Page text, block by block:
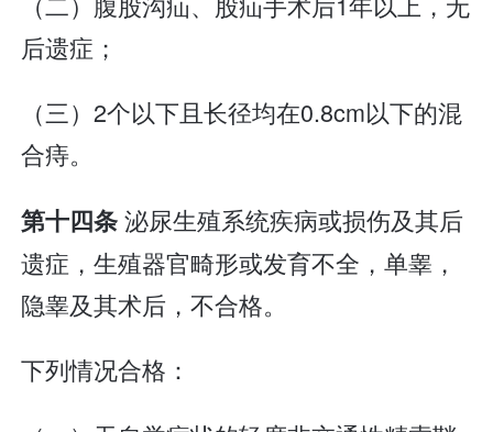
后遗症；
（三）2个以下且长径均在0.8cm以下的混
合痔。
第十四条泌尿生殖系统疾病或损伤及其后
遗症，生殖器官畸形或发育不全，单睾，
隐睾及其术后，不合格。
下列情况合格：